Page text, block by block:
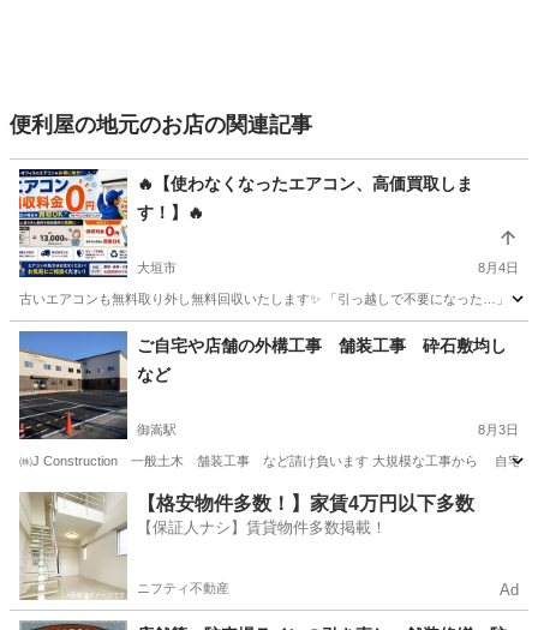
便利屋の地元のお店の関連記事
🔥【使わなくなったエアコン、高価買取しま
す！】🔥
大垣市 8月4日
古いエアコンも無料取り外し無料回収いたします✨ 「引っ越しで不要になった…」
岐阜 大垣市 便利屋 無料
ご自宅や店舗の外構工事 舗装工事 砕石敷均し
など
御嵩駅 8月3日
㈱J Construction 一般土木 舗装工事 など請け負います 大規模な工事から 自宅等
岐阜 可児郡 御嵩駅 便利屋 無料
【格安物件多数！】家賃4万円以下多数
【保証人ナシ】賃貸物件多数掲載！
ニフティ不動産 Ad